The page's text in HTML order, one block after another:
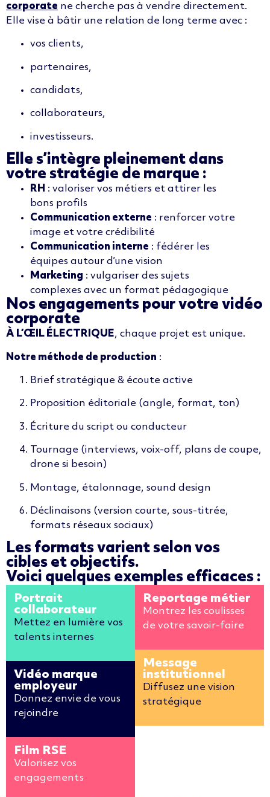
corporate ne cherche pas à vendre directement.
Elle vise à bâtir une relation de long terme avec :
vos clients,
partenaires,
candidats,
collaborateurs,
investisseurs.
Elle s’intègre pleinement dans
votre stratégie de marque :
RH : valoriser vos métiers et attirer les
bons profils
Communication externe : renforcer votre
image et votre crédibilité
Communication interne : fédérer les
équipes autour d’une vision
Marketing : vulgariser des sujets
complexes avec un format pédagogique
Nos engagements pour votre vidéo
corporate
À L’ŒIL ÉLECTRIQUE, chaque projet est unique.
Notre méthode de production :
Brief stratégique & écoute active
Proposition éditoriale (angle, format, ton)
Écriture du script ou conducteur
Tournage (interviews, voix-off, plans de coupe,
drone si besoin)
Montage, étalonnage, sound design
Déclinaisons (version courte, sous-titrée,
formats réseaux sociaux)
Les formats varient selon vos
cibles et objectifs.
Voici quelques exemples efficaces :
Portrait
collaborateur
Mettez en lumière vos
talents internes
Vidéo marque
employeur
Donnez envie de vous
rejoindre
Film RSE
Valorisez vos
engagements
Reportage métier
Montrez les coulisses
de votre savoir-faire
Message
institutionnel
Diffusez une vision
stratégique